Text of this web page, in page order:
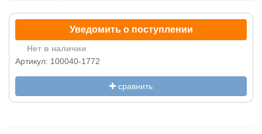
Уведомить о поступлении
Нет в наличии
Артикул: 100040-1772
сравнить